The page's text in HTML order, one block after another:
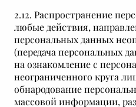
2.12. Распространение
любые действия,
персональных данных
(передача персональных
на ознакомление с
неограниченного круга
обнародование
массовой информации,